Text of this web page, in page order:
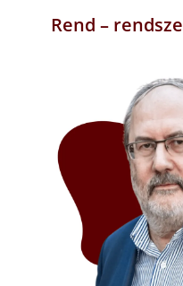
Rend –